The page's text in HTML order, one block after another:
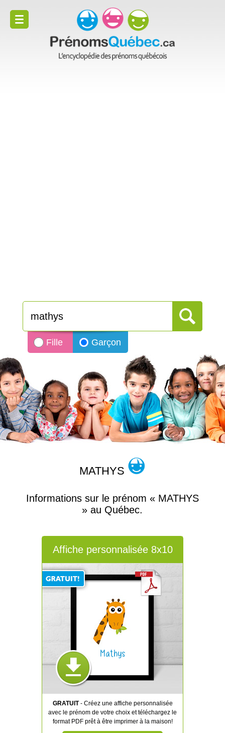
Fille Garçon
MATHYS
Informations sur le prénom « MATHYS
» au Québec.
Affiche personnalisée 8x10
Mathys
GRATUIT- Créez une affiche personnalisée
avec le prénom de votre choix et téléchargez le
format PDF prêt à être imprimer à la maison!